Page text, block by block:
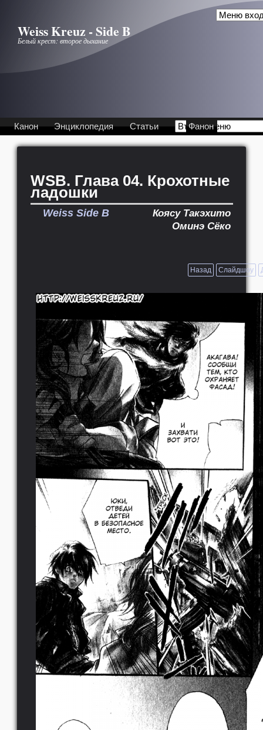
Weiss Kreuz - Side B
Белый крест: второе дыхание
Канон Энциклопедия Статьи Фанон
WSB. Глава 04. Крохотные
ладошки
Weiss Side B
Коясу Такэхито
Оминэ Сёко
Назад Слайдшоу